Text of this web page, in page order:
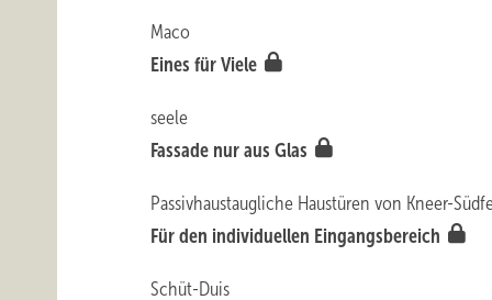
Maco
Eines für Viele
seele
Fassade nur aus Glas
Passivhaustaugliche Haustüren von Kneer-
Für den individuellen Eingangsbereich
Schüt-Duis